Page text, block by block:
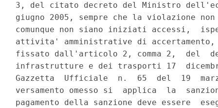
3, del citato decreto del Ministro
giugno 2005, sempre che la violazione
comunque non siano iniziati accessi,
attivita' amministrative di
fissato dall'articolo 2, comma 2,  del
infrastrutture e dei trasporti 17
Gazzetta  Ufficiale  n.  65  del  19
versamento omesso si  applica  la
pagamento della sanzione deve essere